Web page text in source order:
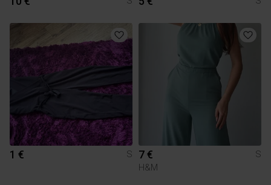
1 € S 7 €
S
H&M